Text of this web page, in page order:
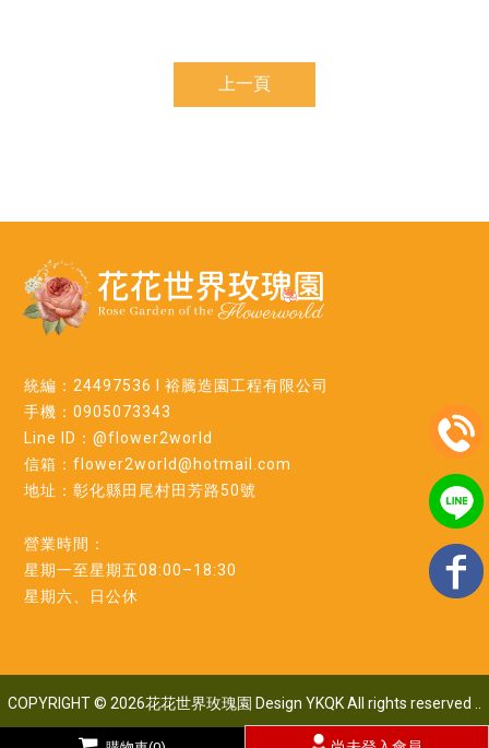
上一頁
統編：24497536 l 裕騰造園工程有限公司
手機：0905073343
Line ID：@flower2world
信箱：flower2world@hotmail.com
地址：彰化縣田尾村田芳路50號
營業時間：
星期一至星期五08:00–18:30
星期六、日公休
COPYRIGHT © 2026花花世界玫瑰園 Design YKQK All rights reserved